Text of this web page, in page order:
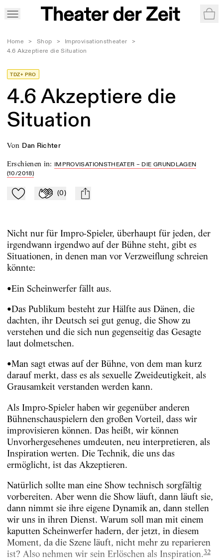
Home > Shop > Improvisationstheater
>
4.6 Akzeptiere die Situation
TDZ+ PRO
4.6 Akzeptiere die
Situation
von Dan Richter
Erschienen in: IMPROVISATIONSTHEATER – DIE GRUNDLAGEN
(10/2018)
Zu Mein-TdZ hinzufügen
Applaudieren
(0) mail
Nicht nur für Impro-Spieler, überhaupt für jeden, der
irgendwann irgendwo auf der Bühne steht, gibt es
Situationen, in denen man vor Verzweiflung schreien
könnte:
•Ein Scheinwerfer fällt aus.
•Das Publikum besteht zur Hälfte aus Dänen, die
dachten, ihr Deutsch sei gut genug, die Show zu
verstehen und die sich nun gegenseitig das Gesagte
laut dolmetschen.
•Man sagt etwas auf der Bühne, von dem man kurz
darauf merkt, dass es als sexuelle Zweideutigkeit, als
Grausamkeit verstanden werden kann.
Als Impro-Spieler haben wir gegenüber anderen
Bühnenschauspielern den großen Vorteil, dass wir
improvisieren können. Das heißt, wir können
Unvorhergesehenes umdeuten, neu interpretieren, als
Inspiration werten. Die Technik, die uns das
ermöglicht, ist das Akzeptieren.
Natürlich sollte man eine Show technisch sorgfältig
vorbereiten. Aber wenn die Show läuft, dann läuft sie,
dann nimmt sie ihre eigene Dynamik an, dann stellen
wir uns in ihren Dienst. Warum soll man mit einem
kaputten Scheinwerfer hadern, der jetzt, in diesem
Moment, da die Szene läuft, nicht mehr zu reparieren
ist? Also nehmen wir sein Erlöschen als Inspiration.32